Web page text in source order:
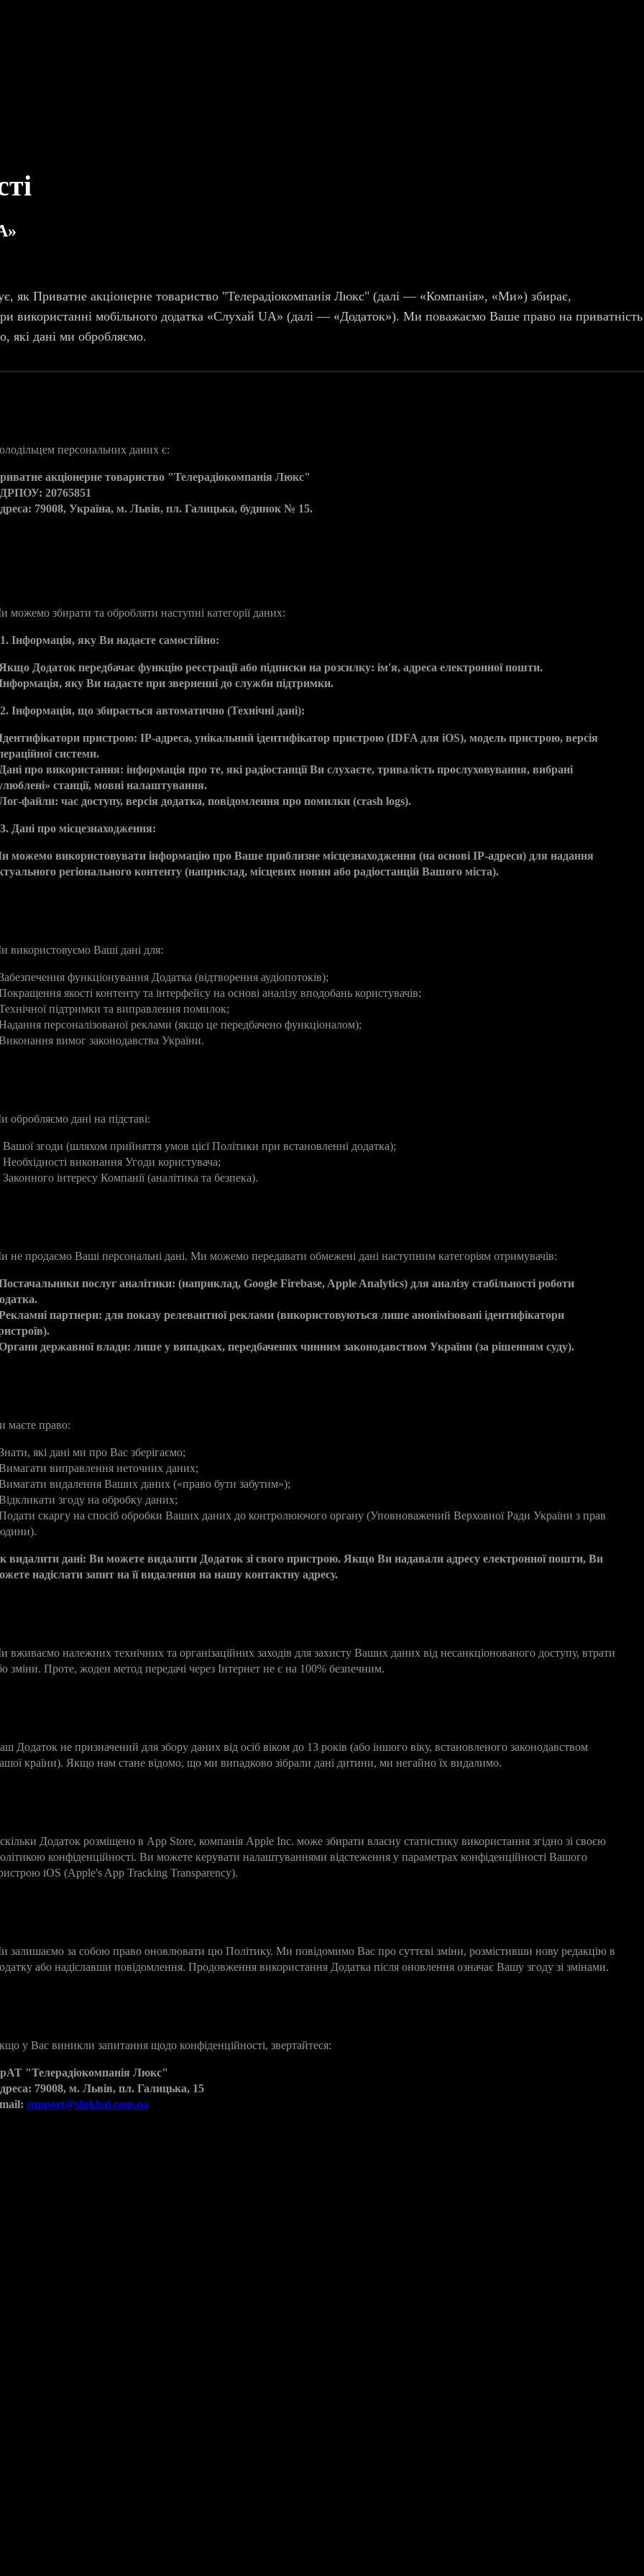
як Приватне акціонерне товариство "Телерадіокомпанія Люкс" (далі — «Компанія», «Ми») збирає,
використанні мобільного додатка «Слухай UA» (далі — «Додаток»). Ми поважаємо Ваше право на приватність
які дані ми обробляємо.
персональних даних є:
акціонерне товариство "Телерадіокомпанія Люкс"
20765851
79008, Україна, м. Львів, пл. Галицька, будинок № 15.
можемо збирати та обробляти наступні категорії даних:
Інформація, яку Ви надаєте самостійно:
Додаток передбачає функцію реєстрації або підписки на розсилку: ім'я, адреса електронної пошти.
яку Ви надаєте при зверненні до служби підтримки.
Інформація, що збирається автоматично (Технічні дані):
пристрою: IP-адреса, унікальний ідентифікатор пристрою (IDFA для iOS), модель пристрою, версія
системи.
про використання: інформація про те, які радіостанції Ви слухаєте, тривалість прослуховування, вибрані
станції, мовні налаштування.
файли: час доступу, версія додатка, повідомлення про помилки (crash logs).
Дані про місцезнаходження:
можемо використовувати інформацію про Ваше приблизне місцезнаходження (на основі IP-адреси) для надання
регіонального контенту (наприклад, місцевих новин або радіостанцій Вашого міста).
використовуємо Ваші дані для:
функціонування Додатка (відтворення аудіопотоків);
якості контенту та інтерфейсу на основі аналізу вподобань користувачів;
підтримки та виправлення помилок;
персоналізованої реклами (якщо це передбачено функціоналом);
вимог законодавства України.
обробляємо дані на підставі:
Вашої згоди (шляхом прийняття умов цієї Політики при встановленні додатка);
Необхідності виконання Угоди користувача;
Законного інтересу Компанії (аналітика та безпека).
не продаємо Ваші персональні дані. Ми можемо передавати обмежені дані наступним категоріям отримувачів:
послуг аналітики: (наприклад, Google Firebase, Apple Analytics) для аналізу стабільності роботи
партнери: для показу релевантної реклами (використовуються лише анонімізовані ідентифікатори
державної влади: лише у випадках, передбачених чинним законодавством України (за рішенням суду).
маєте право:
які дані ми про Вас зберігаємо;
виправлення неточних даних;
видалення Ваших даних («право бути забутим»);
згоду на обробку даних;
скаргу на спосіб обробки Ваших даних до контролюючого органу (Уповноважений Верховної Ради України з прав
видалити дані: Ви можете видалити Додаток зі свого пристрою. Якщо Ви надавали адресу електронної пошти, Ви
надіслати запит на її видалення на нашу контактну адресу.
вживаємо належних технічних та організаційних заходів для захисту Ваших даних від несанкціонованого доступу, втрати
зміни. Проте, жоден метод передачі через Інтернет не є на 100% безпечним.
Додаток не призначений для збору даних від осіб віком до 13 років (або іншого віку, встановленого законодавством
країни). Якщо нам стане відомо, що ми випадково зібрали дані дитини, ми негайно їх видалимо.
Додаток розміщено в App Store, компанія Apple Inc. може збирати власну статистику використання згідно зі своєю
конфіденційності. Ви можете керувати налаштуваннями відстеження у параметрах конфіденційності Вашого
iOS (Apple's App Tracking Transparency).
залишаємо за собою право оновлювати цю Політику. Ми повідомимо Вас про суттєві зміни, розмістивши нову редакцію в
або надіславши повідомлення. Продовження використання Додатка після оновлення означає Вашу згоду зі змінами.
у Вас виникли запитання щодо конфіденційності, звертайтеся:
"Телерадіокомпанія Люкс"
79008, м. Львів, пл. Галицька, 15
support@slukhai.com.ua